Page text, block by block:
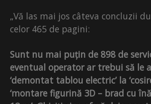
„Vă las mai jos câteva concluzii
celor 465 de pagini:
Sunt nu mai puțin de 898 de
eventual operator ar trebui să le
‘demontat tablou electric’ la
‘montare figurină 3D – brad cu